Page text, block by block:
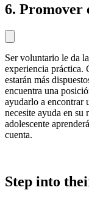
6. Promover
Ser voluntario le da
experiencia práctica.
estarán más
encuentra una
ayudarlo a encontrar
necesite ayuda en su
adolescente
cuenta.
Step into